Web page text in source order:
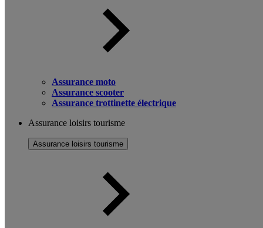
Assurance moto
Assurance scooter
Assurance trottinette électrique
Assurance loisirs tourisme
Assurance loisirs tourisme